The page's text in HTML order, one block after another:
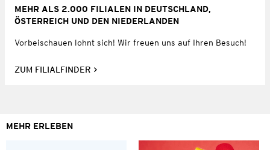
MEHR ALS 2.000 FILIALEN IN DEUTSCHLAND,
ÖSTERREICH UND DEN NIEDERLANDEN
Vorbeischauen lohnt sich! Wir freuen uns auf Ihren Besuch!
ZUM FILIALFINDER
MEHR ERLEBEN